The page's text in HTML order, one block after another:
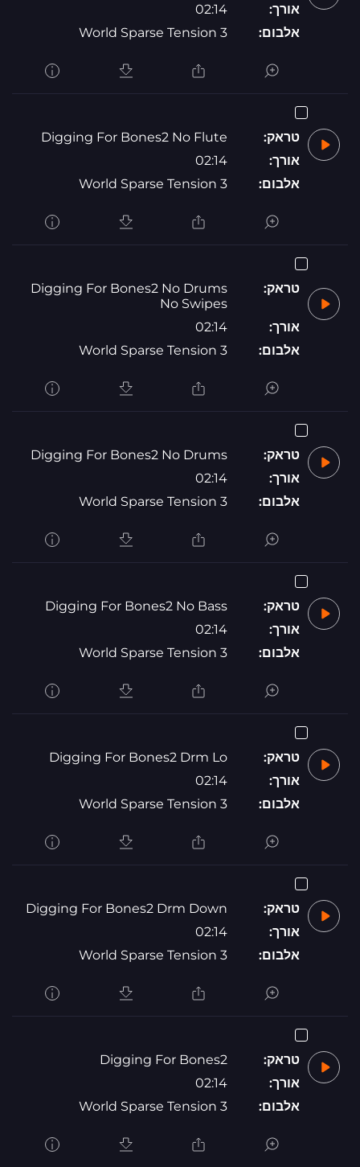
אורך:
02:14
אלבום:
World Sparse Tension 3
טראק:
Digging For Bones2 No Flute
אורך:
02:14
אלבום:
World Sparse Tension 3
טראק:
Digging For Bones2 No Drums
No Swipes
אורך:
02:14
אלבום:
World Sparse Tension 3
טראק:
Digging For Bones2 No Drums
אורך:
02:14
אלבום:
World Sparse Tension 3
טראק:
Digging For Bones2 No Bass
אורך:
02:14
אלבום:
World Sparse Tension 3
טראק:
Digging For Bones2 Drm Lo
אורך:
02:14
אלבום:
World Sparse Tension 3
טראק:
Digging For Bones2 Drm Down
אורך:
02:14
אלבום:
World Sparse Tension 3
טראק:
Digging For Bones2
אורך:
02:14
אלבום:
World Sparse Tension 3